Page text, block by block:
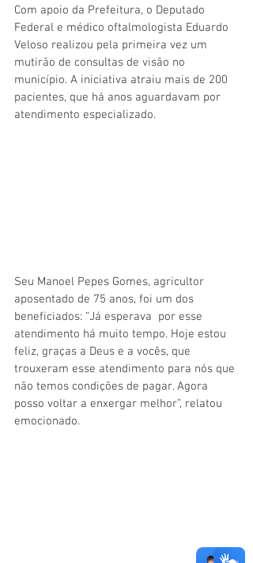
Com apoio da Prefeitura, o Deputado
Federal e médico oftalmologista Eduardo
Veloso realizou pela primeira vez um
mutirão de consultas de visão no
município. A iniciativa atraiu mais de 200
pacientes, que há anos aguardavam por
atendimento especializado.
Seu Manoel Pepes Gomes, agricultor
aposentado de 75 anos, foi um dos
beneficiados: “Já esperava  por esse
atendimento há muito tempo. Hoje estou
feliz, graças a Deus e a vocês, que
trouxeram esse atendimento para nós que
não temos condições de pagar. Agora
posso voltar a enxergar melhor”, relatou
emocionado.